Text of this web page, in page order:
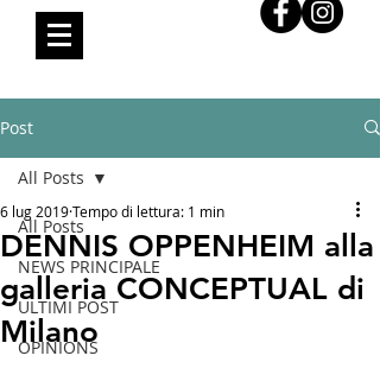
Post
All Posts
NEWS PRINCIPALE
ULTIMI POST
OPINIONS
All Posts
DENNIS OPPENHEIM alla
galleria CONCEPTUAL di
Milano
6 lug 2019Tempo di lettura: 1 min